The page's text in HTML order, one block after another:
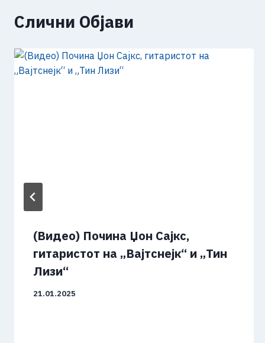
Слични Објави
(Видео) Почина Џон Сајкс,
гитаристот на „Вајтснејк“ и „Тин
Лизи“
21.01.2025